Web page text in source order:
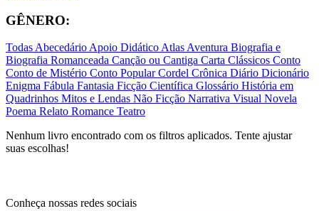
GÊNERO:
TodasAbecedárioApoio DidáticoAtlasAventura Biografia e
Biografia Romanceada Canção ou Cantiga Carta Clássicos Conto
Conto de Mistério Conto PopularCordel Crônica Diário Dicionário
Enigma Fábula Fantasia Ficção Científica Glossário História em
Quadrinhos Mitos e Lendas Não Ficção Narrativa Visual Novela
Poema Relato Romance Teatro
Nenhum livro encontrado com os filtros aplicados. Tente ajustar
suas escolhas!
Conheça nossas redes sociais